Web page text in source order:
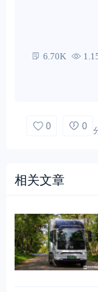
6.70K
0 0
相关文章